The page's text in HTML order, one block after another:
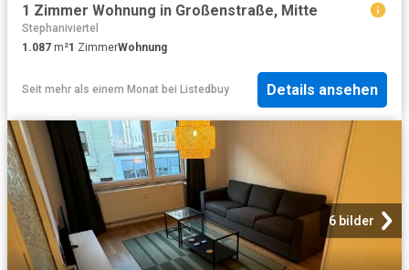
1 Zimmer Wohnung in Großenstraße, Mitte
Stephaniviertel
1.087 m²1 ZimmerWohnung
Seit mehr als einem Monat bei Listedbuy Details ansehen
6 bilder